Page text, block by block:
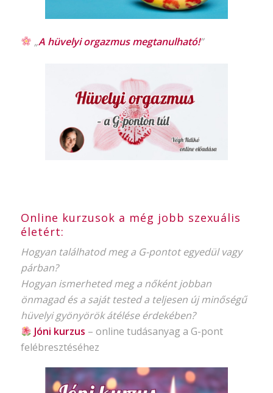
„A hüvelyi orgazmus megtanulható!”
Online kurzusok a még jobb szexuális
életért:
Hogyan találhatod meg a G-pontot egyedül vagy
párban?
Hogyan ismerheted meg a nőként jobban
önmagad és a saját tested a teljesen új minőségű
hüvelyi gyönyörök átélése érdekében?
Jóni kurzus – online tudásanyag a G-pont
felébresztéséhez